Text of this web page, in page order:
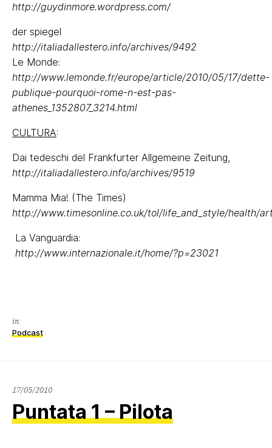
http://guydinmore.wordpress.com/
der spiegel
http://italiadallestero.info/archives/9492
Le Monde:
http://www.lemonde.fr/europe/article/2010/05/17/dette-
publique-pourquoi-rome-n-est-pas-
athenes_1352807_3214.html
CULTURA:
Dai tedeschi del Frankfurter Allgemeine Zeitung,
http://italiadallestero.info/archives/9519
Mamma Mia! (The Times)
http://www.timesonline.co.uk/tol/life_and_style/health/
La Vanguardia:
http://www.internazionale.it/home/?p=23021
in:
Podcast
17/05/2010
Puntata 1 – Pilota